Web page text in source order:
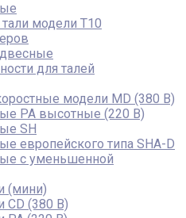
модели T10
для талей
модели MD (380 В)
PA высотные (220 В)
SH
европейского типа SHA-D
с уменьшенной
(мини)
CD (380 В)